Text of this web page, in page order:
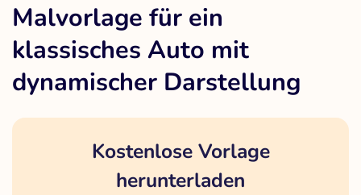
Malvorlage für ein
klassisches Auto mit
dynamischer Darstellung
Kostenlose Vorlage
herunterladen